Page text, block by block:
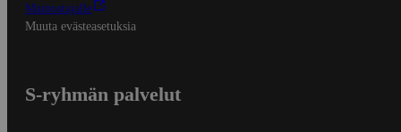
Mainostajalle
Muuta evästeasetuksia
S-ryhmän palvelut